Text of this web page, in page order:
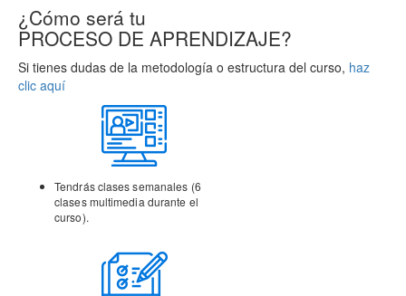
¿Cómo será tu
PROCESO DE APRENDIZAJE?
Si tienes dudas de la metodología o estructura del curso, haz
clic aquí
Tendrás clases semanales (6
clases multimedia durante el
curso).